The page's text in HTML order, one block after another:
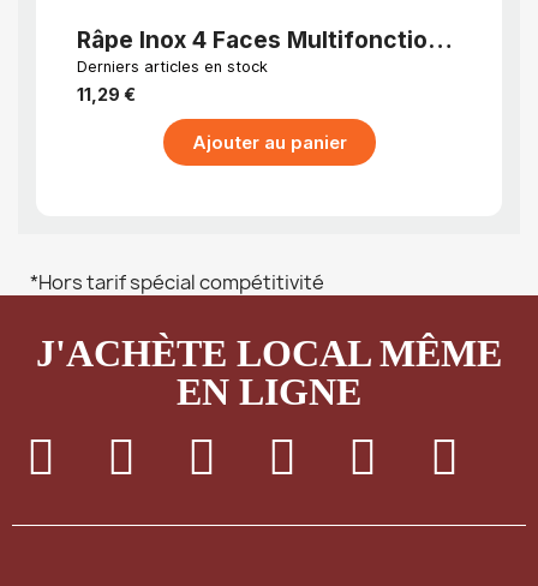
Râpe Inox 4 Faces Multifonction
de Cuisine
Derniers articles en stock
11,29 €
Ajouter au panier
*Hors tarif spécial compétitivité
J'ACHÈTE LOCAL MÊME
EN LIGNE